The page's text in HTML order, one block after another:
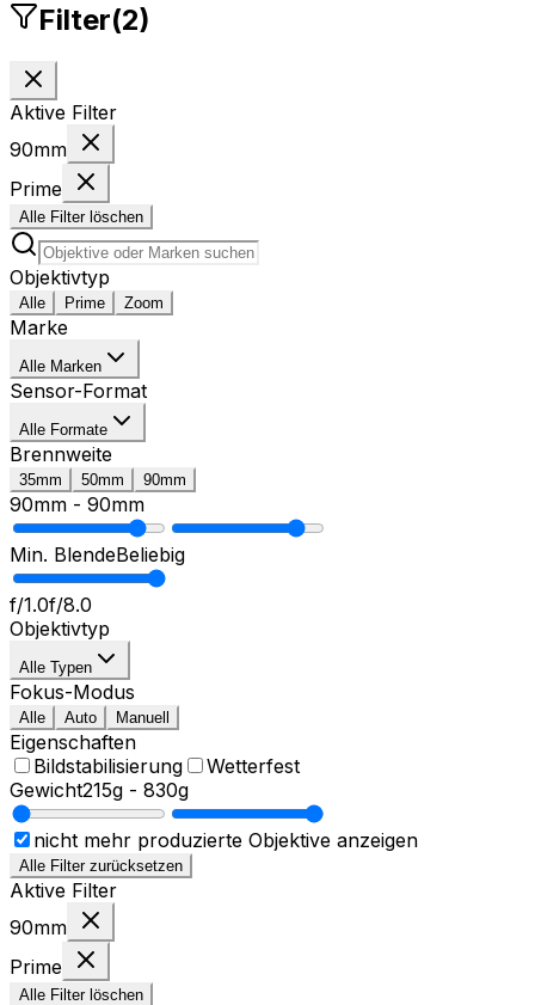
Filter(2)
Aktive Filter
90mm
Prime
Alle Filter löschen
Objektivtyp
Alle Prime Zoom
Marke
Alle Marken
Sensor-Format
Alle Formate
Brennweite
35mm 50mm 90mm
90mm - 90mm
Min. BlendeBeliebig
f/1.0f/8.0
Objektivtyp
Alle Typen
Fokus-Modus
Alle Auto Manuell
Eigenschaften
Bildstabilisierung
Wetterfest
Gewicht215g - 830g
nicht mehr produzierte Objektive anzeigen
Alle Filter zurücksetzen
Aktive Filter
90mm
Prime
Alle Filter löschen